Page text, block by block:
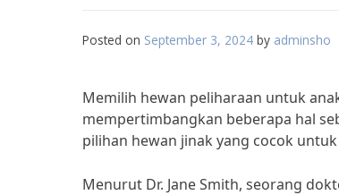
Posted on September 3, 2024 by adminsho
Memilih hewan peliharaan untuk
mempertimbangkan beberapa hal
pilihan hewan jinak yang cocok
Menurut Dr. Jane Smith, seorang